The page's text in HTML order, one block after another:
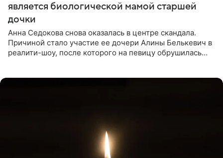
является биологической мамой старшей
дочки
Анна Седокова снова оказалась в центре скандала.
Причиной стало участие ее дочери Алины Белькевич в
реалити-шоу, после которого на певицу обрушилась